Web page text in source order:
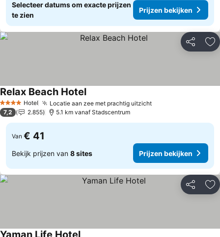
Selecteer datums om exacte prijzen
te zien
Prijzen bekijken
Delen
4 SterrenHotel Locatie aan zee met prachtig uitzichtPrijzen bekijken
Relax Beach HotelPrijzen bekijken
7,2 2.855 5.1 km vanaf Stadscentrum
Van € 41
Bekijk prijzen van 8 sites Prijzen bekijken
Delen
Yaman Life Hotel